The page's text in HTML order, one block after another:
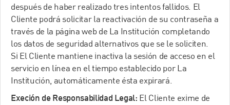
después de haber realizado tres intentos fallidos. El
Cliente podrá solicitar la reactivación de su contraseña a
través de la página web de La Institución completando
los datos de seguridad alternativos que se le soliciten.
Si El Cliente mantiene inactiva la sesión de acceso en el
servicio en línea en el tiempo establecido por La
Institución, automáticamente ésta expirará.
Execión de Responsabilidad Legal: El Cliente exime de